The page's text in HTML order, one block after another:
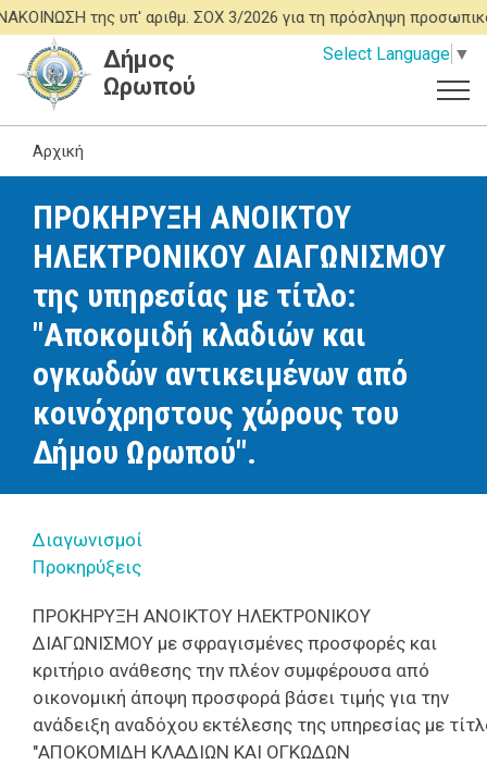
Παράκαμψη
προς
περιεχόμενο
της υπ' αριθμ. ΣΟΧ 3/2026 για τη πρόσληψη
Select Language ▼
Δήμος
Ωρωπού
Αρχική
ΠΡΟΚΗΡΥΞΗ ΑΝΟΙΚΤΟΥ
ΗΛΕΚΤΡΟΝΙΚΟΥ ΔΙΑΓΩΝΙΣΜΟΥ
της υπηρεσίας με τίτλο:
"Αποκομιδή κλαδιών και
ογκωδών αντικειμένων από
κοινόχρηστους χώρους του
Δήμου Ωρωπού".
Διαγωνισμοί
Προκηρύξεις
ΠΡΟΚΗΡΥΞΗ ΑΝΟΙΚΤΟΥ ΗΛΕΚΤΡΟΝΙΚΟΥ
ΔΙΑΓΩΝΙΣΜΟΥ με σφραγισμένες προσφορές και
κριτήριο ανάθεσης την πλέον συμφέρουσα από
οικονομική άποψη προσφορά βάσει τιμής για την
ανάδειξη αναδόχου εκτέλεσης της υπηρεσίας με
"ΑΠΟΚΟΜΙΔΗ ΚΛΑΔΙΩΝ ΚΑΙ ΟΓΚΩΔΩΝ